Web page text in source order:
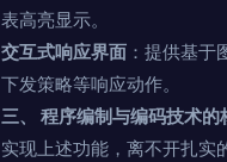
表高亮显示。
交互式响应界面 ：提供基于
下发策略等响应动作。
三、 程序编制与编码技术的
实现上述功能，离不开扎实